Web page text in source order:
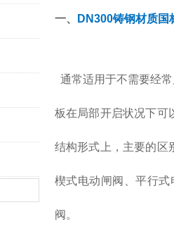
一、 DN300铸钢材质国
通常适用于不需要经
板在局部开启状况下可
结构形式上，主要的区
楔式电动闸阀、平行
阀。